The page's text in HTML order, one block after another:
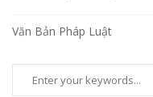
Văn Bản Pháp Luật